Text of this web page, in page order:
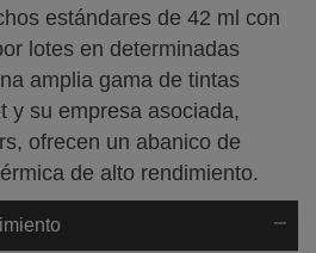
estándares de 42 ml con
lotes en determinadas
amplia gama de tintas
y su empresa asociada,
ofrecen un abanico de
de alto rendimiento.